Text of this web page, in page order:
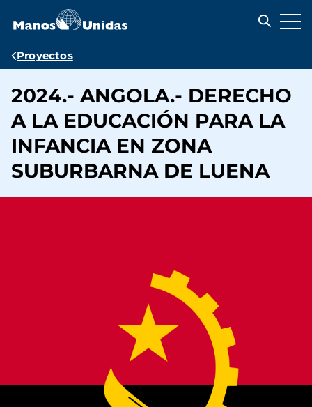
contenido
Ruta
navegación
Proyectos
2024.- ANGOLA.- DERECHO
A LA EDUCACIÓN PARA LA
INFANCIA EN ZONA
SUBURBARNA DE LUENA